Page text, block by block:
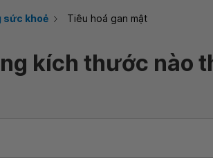
sức khoẻ Tiêu hoá gan mật
kích thước nào